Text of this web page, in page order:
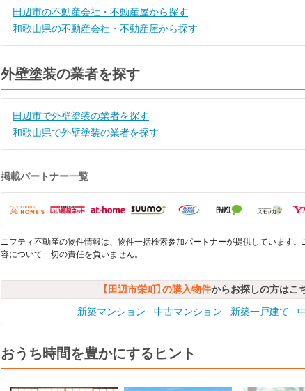
田辺市の不動産会社・不動産屋から探す
和歌山県の不動産会社・不動産屋から探す
外壁塗装の業者を探す
田辺市で外壁塗装の業者を探す
和歌山県で外壁塗装の業者を探す
掲載パートナー一覧
ニフティ不動産の物件情報は、物件一括検索参加パートナーが提供しています
容について一切の責任を負いません。
【田辺市栄町】の購入物件からお探しの方はこ
新築マンション
中古マンション 新築一戸建て
おうち時間を豊かにするヒント